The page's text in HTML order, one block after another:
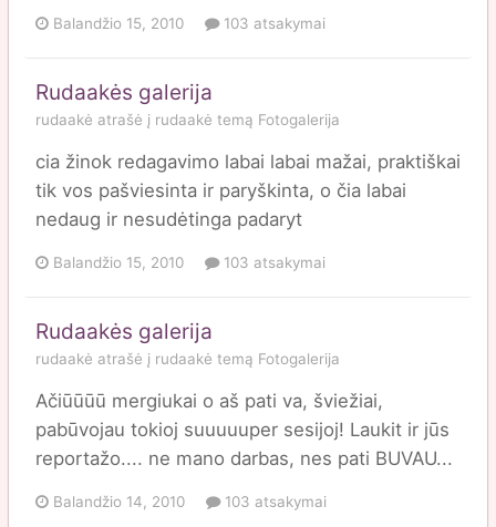
Balandžio 15, 2010 103 atsakymai
Rudaakės galerija
rudaakė atrašė į rudaakė temą Fotogalerija
cia žinok redagavimo labai labai mažai, praktiškai
tik vos pašviesinta ir paryškinta, o čia labai
nedaug ir nesudėtinga padaryt
Balandžio 15, 2010 103 atsakymai
Rudaakės galerija
rudaakė atrašė į rudaakė temą Fotogalerija
Ačiūūūū mergiukai o aš pati va, šviežiai,
pabūvojau tokioj suuuuuper sesijoj! Laukit ir jūs
reportažo.... ne mano darbas, nes pati BUVAU...
Balandžio 14, 2010 103 atsakymai